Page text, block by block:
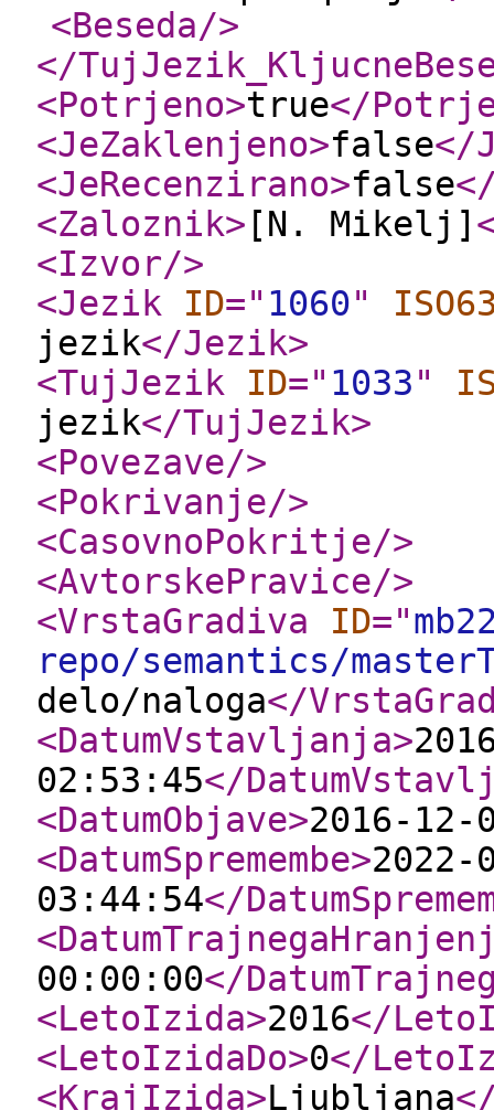
<Beseda/>
</
<Potrjeno>true</
<JeZaklenjeno>false</
<JeRecenzirano>false
<Zaloznik> [N. Mikelj]
<Izvor/>
<Jezik
ID=" 1060"
jezik</Jezik>
<TujJezik
ID=" 1033"
jezik</TujJezik>
<Povezave/>
<Pokrivanje/>
<CasovnoPokritje/>
<AvtorskePravice/>
<VrstaGradiva
ID="
repo/semantics/
delo/naloga</
<DatumVstavljanja>
02:53:45</
<DatumObjave>2016-12-
<DatumSpremembe>2022-
03:44:54</
00:00:00</
<LetoIzida>2016</
<LetoIzidaDo>0</
<KrajIzida>Ljubljana